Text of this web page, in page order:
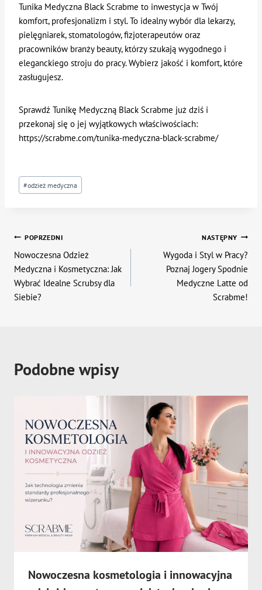
Tunika Medyczna Black Scrabme to inwestycja w Twój
komfort, profesjonalizm i styl. To idealny wybór dla lekarzy,
pielęgniarek, stomatologów, fizjoterapeutów oraz
pracowników branży beauty, którzy szukają wygodnego i
eleganckiego stroju do pracy. Wybierz jakość i komfort, które
zasługujesz.
Sprawdź Tunikę Medyczną Black Scrabme już dziś i
przekonaj się o jej wyjątkowych właściwościach:
https://scrabme.com/tunika-medyczna-black-scrabme/
Tagi
wpisu:
#odzież medyczna
Nawigacja
wpisu
POPRZEDNI
Nowoczesna Odzież
Medyczna i Kosmetyczna: Jak
Wybrać Idealne Scrubsy dla
Siebie?
NASTĘPNY
Wygoda i Styl w Pracy?
Poznaj Jogery Spodnie
Medyczne Latte od
Scrabme!
Podobne wpisy
Nowoczesna kosmetologia i innowacyjna